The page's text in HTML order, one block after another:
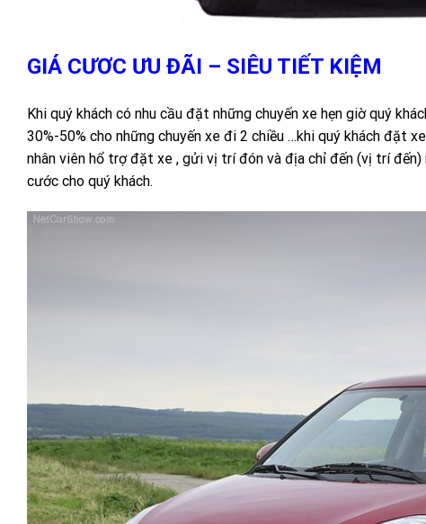
GIÁ CƯƠC ƯU ĐÃI – SIÊU TIẾT KIỆM
Khi quý khách có nhu cầu đặt những chuyến xe hẹn giờ quý
30%-50% cho những chuyến xe đi 2 chiều …khi quý khách đặt
nhân viên hổ trợ đặt xe , gửi vị trí đón và địa chỉ đến (vị trí
cước cho quý khách.